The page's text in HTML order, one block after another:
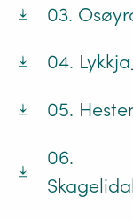
03.
04.
05.
06.